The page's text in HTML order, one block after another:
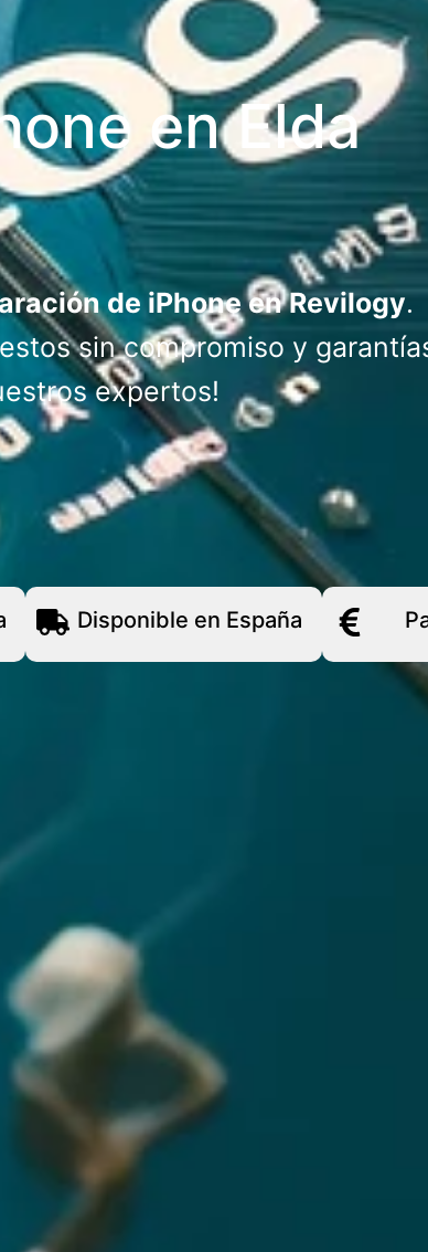
en Elda
de iPhone en Revilogy.
sin compromiso y
expertos!
Disponible en España